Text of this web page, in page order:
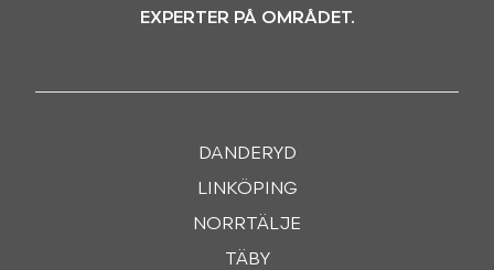
EXPERTER PÅ OMRÅDET.
DANDERYD
LINKÖPING
NORRTÄLJE
TÄBY